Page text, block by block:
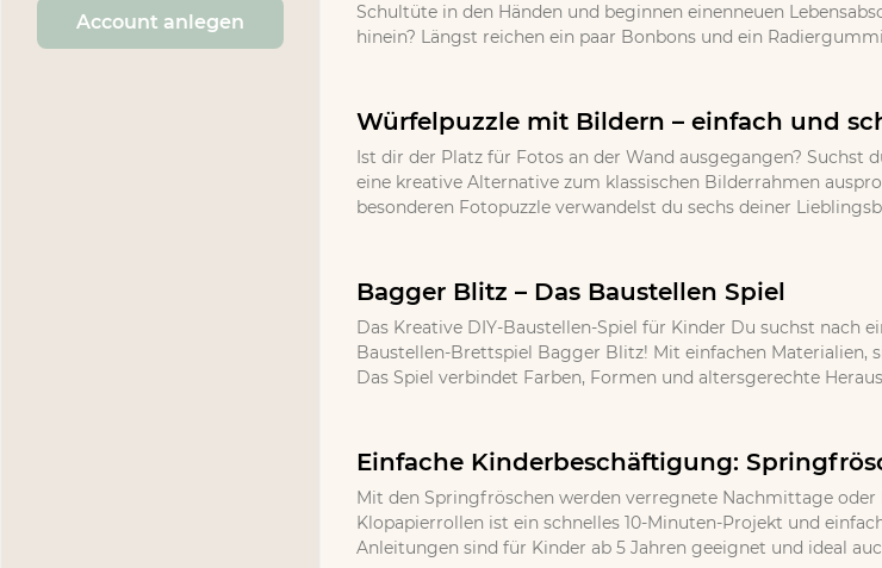
Account anlegen
Schultüte in den Händen und beginnen einenneuen
hinein? Längst reichen ein paar Bonbons und ein
Würfelpuzzle mit Bildern – einfach und
Ist dir der Platz für Fotos an der Wand ausgegangen? Suchst
eine kreative Alternative zum klassischen Bilderrahmen
besonderen Fotopuzzle verwandelst du sechs deiner
Bagger Blitz – Das Baustellen Spiel
Das Kreative DIY-Baustellen-Spiel für Kinder Du suchst nach
Baustellen-Brettspiel Bagger Blitz! Mit einfachen Materialien,
Das Spiel verbindet Farben, Formen und altersgerechte
Einfache Kinderbeschäftigung:
Mit den Springfröschen werden verregnete Nachmittage
Klopapierrollen ist ein schnelles 10-Minuten-Projekt und
Anleitungen sind für Kinder ab 5 Jahren geeignet und ideal